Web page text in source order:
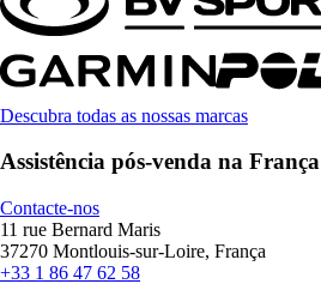
Descubra todas as nossas marcas
Assistência pós-venda na França
Contacte-nos
11 rue Bernard Maris
37270 Montlouis-sur-Loire, França
+33 1 86 47 62 58